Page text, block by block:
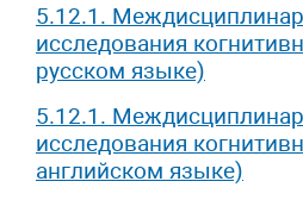
5.12.1.
исследования
русском языке)
5.12.1.
исследования
английском языке)